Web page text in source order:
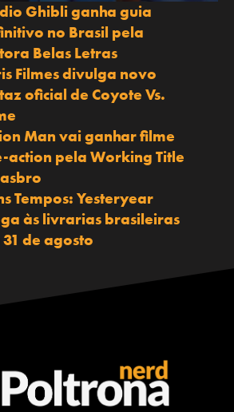
Ghibli ganha guia
no Brasil pela
Belas Letras
Filmes divulga novo
oficial de Coyote Vs.
Man vai ganhar filme
action pela Working Title
Tempos: Yesteryear
às livrarias brasileiras
de agosto